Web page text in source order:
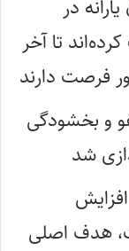
در
تا آخر
فرصت دارند
و بخشودگی
شد
هدف اصلی